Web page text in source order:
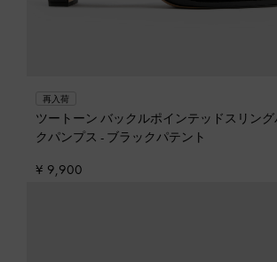
再入荷
ツートーン バックルポインテッドスリング
クパンプス - ブラックパテント
¥ 9,900